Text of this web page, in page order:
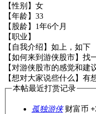
【性别】女
【年龄】33
【股龄】1年6个月
【职业】
【自我介绍】如上，如下
【如何来到游侠股市】
【对游侠股市的感觉和建
【想对大家说些什么】有
本帖最近打赏记录
孤独游侠 财富币